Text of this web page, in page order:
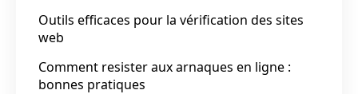
Outils efficaces pour la vérification des sites
web
Comment resister aux arnaques en ligne :
bonnes pratiques